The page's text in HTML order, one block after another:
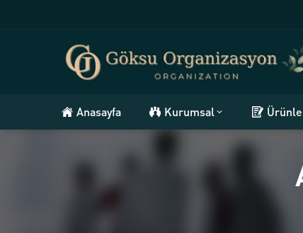
Anasayfa Kurumsal